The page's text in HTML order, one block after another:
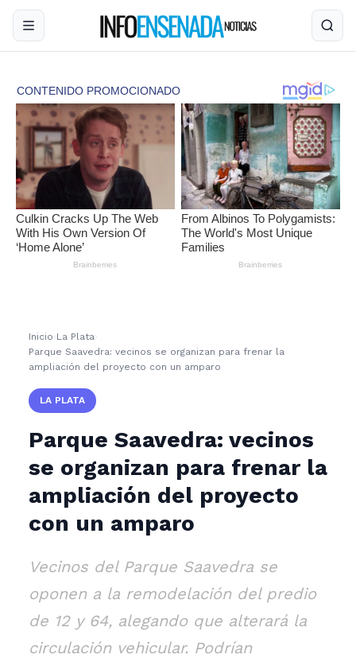
Inicio ›La Plata›
Parque Saavedra: vecinos se organizan para frenar la
ampliación del proyecto con un amparo
LA PLATA
Parque Saavedra: vecinos
se organizan para frenar la
ampliación del proyecto
con un amparo
Vecinos del Parque Saavedra se
oponen a la remodelación del predio
de 12 y 64, alegando que alterará la
circulación vehicular. Podrían